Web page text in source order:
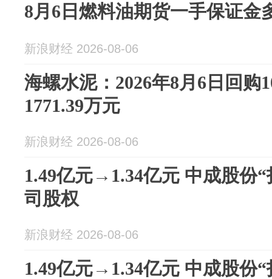
8月6日燃料油期货一手保证金
新浪财经 2026-08-06
海螺水泥：2026年8月6日回购
1771.39万元
新浪财经 2026-08-06
1.49亿元→1.34亿元 中成股份“打折”转让两家子公
司股权
新浪财经 2026-08-06
1.49亿元→1.34亿元 中成股份